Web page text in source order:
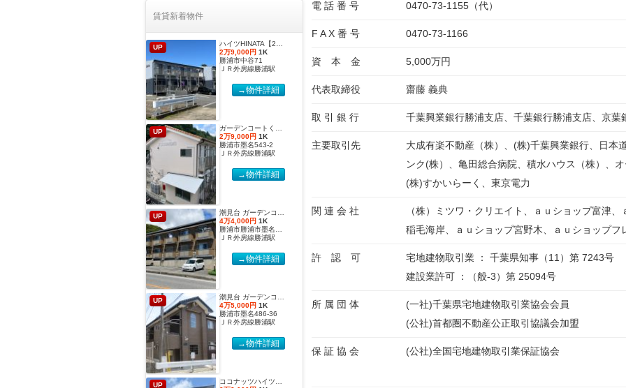
電 話 番 号 0470-73-1155（代）
F A X 番 号 0470-73-1166
資 本 金 5,000万円
代表取締役 齋藤 義典
取 引 銀 行 千葉興業銀行勝浦支店、千葉銀行勝浦支店、京葉
主要取引先
大成有楽不動産（株）、(株)千葉興業銀行、日本
ンク(株）、亀田総合病院、積水ハウス（株）、
(株)すかいらーく、東京電力
関 連 会 社
（株）ミツワ・クリエイト、ａｕショップ富津
稲毛海岸、ａｕショップ宮野木、ａｕショップフ
許 認 可
宅地建物取引業 ： 千葉県知事（11）第 7243号
建設業許可 ：（般-3）第 25094号
所 属 団 体
(一社)千葉県宅地建物取引業協会会員
(公社)首都圏不動産公正取引協議会加盟
保 証 協 会 (公社)全国宅地建物取引業保証協会
賃貸新着物件
UP
ハイツHINATA【2027年度国際武道大学生 入居申込受付開始しました！】
2万9,000円 1K
勝浦市中谷71
ＪＲ外房線勝浦駅
→物件詳細
UP
ガーデンコートくすのき 【2027年度国際武道大学生 入居申込受付開始しました！】
2万9,000円 1K
勝浦市墨名543-2
ＪＲ外房線勝浦駅
→物件詳細
UP
潮見台 ガーデンコート２【2027年度国際武道大学生 入居申込受付開始しました！】
4万4,000円 1K
勝浦市勝浦市墨名486-32
ＪＲ外房線勝浦駅
→物件詳細
UP
潮見台 ガーデンコート【2027年度国際武道大学生 入居申込受付開始しました！】
4万5,000円 1K
勝浦市墨名486-36
ＪＲ外房線勝浦駅
→物件詳細
UP
ココナッツハイツ６【2027年度国際武道大学生 入居申込受付開始しました！】